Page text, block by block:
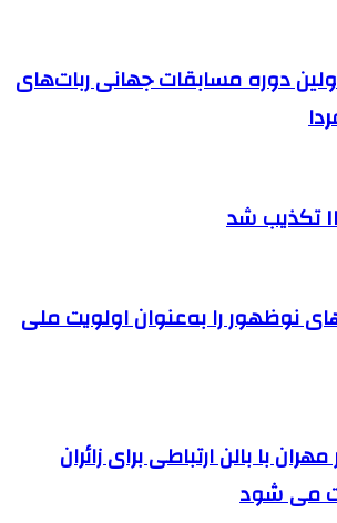
اولین دوره مسابقات جهانی ربات‌های
نوظهور را به‌عنوان اولویت ملی
با بالن ارتباطی برای زائران
می شود